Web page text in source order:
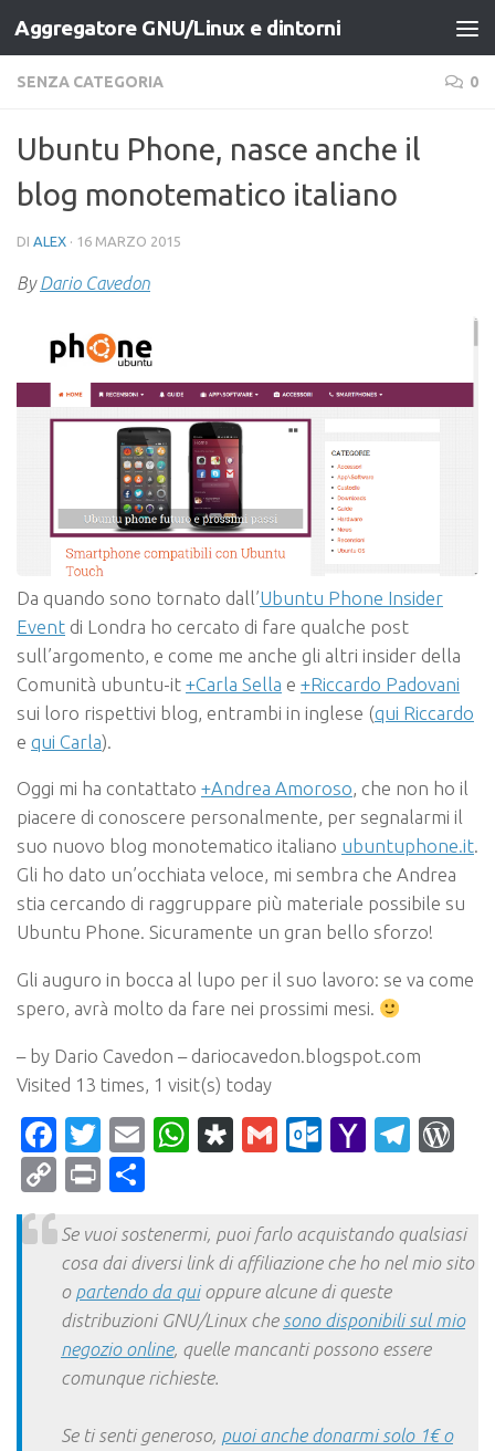
Salta al contenuto
Aggregatore GNU/Linux e dintorni
SENZA CATEGORIA 0
Ubuntu Phone, nasce anche il
blog monotematico italiano
DI ALEX · 16 MARZO 2015
ByDario Cavedon
Da quando sono tornato dall’Ubuntu Phone Insider
Event di Londra ho cercato di fare qualche post
sull’argomento, e come me anche gli altri insider della
Comunità ubuntu-it +Carla Sella e +Riccardo Padovani
sui loro rispettivi blog, entrambi in inglese (qui Riccardo
e qui Carla).
Oggi mi ha contattato +Andrea Amoroso, che non ho il
piacere di conoscere personalmente, per segnalarmi il
suo nuovo blog monotematico italiano ubuntuphone.it.
Gli ho dato un’occhiata veloce, mi sembra che Andrea
stia cercando di raggruppare più materiale possibile su
Ubuntu Phone. Sicuramente un gran bello sforzo!
Gli auguro in bocca al lupo per il suo lavoro: se va come
spero, avrà molto da fare nei prossimi mesi.
– by Dario Cavedon – dariocavedon.blogspot.com
Visited 13 times, 1 visit(s) today
Facebook
Twitter
EmailWhatsApp
Diaspora
Gmail Yahoo
CopyPrint
Se vuoi sostenermi, puoi farlo acquistando qualsiasi
cosa dai diversi link di affiliazione che ho nel mio sito
o partendo da quioppure alcune di queste
distribuzioni GNU/Linux che sono disponibili sul mio
negozio online, quelle mancanti possono essere
comunque richieste.
Se ti senti generoso, puoi anche donarmi solo 1€ o